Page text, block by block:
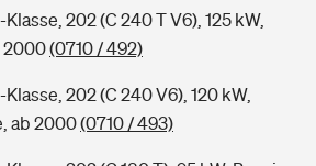
202 (C 240 T V6), 125 kW,
2000(0710 / 492)
202 (C 240 V6), 120 kW,
ab 2000(0710 / 493)